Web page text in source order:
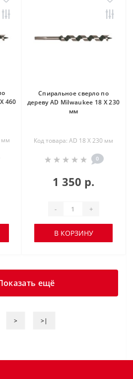
460
мм
Спиральное сверло по
дереву AD Milwaukee 18 X 230
мм
Код товара: AD 18 X 230 мм
0
1 350 р.
- +
В КОРЗИНУ
ещё
> >|